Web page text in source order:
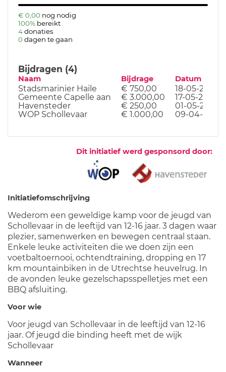
€ 0,00 nog nodig
100% bereikt
4donaties
0 dagen te gaan
Bijdragen (4)
Naam Bijdrage Datum
Stadsmarinier Haile € 750,00
18-05-22
Gemeente Capelle aan
€ 3.000,00
17-05-22
Havensteder
€ 250,00
01-05-22
WOP Schollevaar
€ 1.000,00 09-04-22
Dit initiatief werd gesponsord door:
Initiatiefomschrijving
Wederom een geweldige kamp voor de jeugd van
Schollevaar in de leeftijd van 12-16 jaar. 3 dagen waar
plezier, samenwerken en bewegen centraal staan.
Enkele leuke activiteiten die we doen zijn een
voetbaltoernooi, ochtendtraining, dropping en 17
km mountainbiken in de Utrechtse heuvelrug. In
de avonden leuke gezelschapsspelletjes met een
BBQ afsluiting.
Voor wie
Voor jeugd van Schollevaar in de leeftijd van 12-16
jaar. Of jeugd die binding heeft met de wijk
Schollevaar
Wanneer